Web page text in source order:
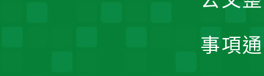
事項